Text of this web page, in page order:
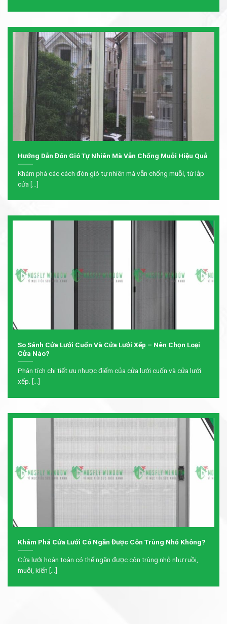
Hướng Dẫn Đón Gió Tự Nhiên Mà Vẫn Chống Muỗi Hiệu Quả
Khám phá các cách đón gió tự nhiên mà vẫn chống muỗi, từ lắp
cửa [...]
So Sánh Cửa Lưới Cuốn Và Cửa Lưới Xếp – Nên Chọn Loại
Cửa Nào?
Phân tích chi tiết ưu nhược điểm của cửa lưới cuốn và cửa lưới
xếp. [...]
Khám Phá Cửa Lưới Có Ngăn Được Côn Trùng Nhỏ Không?
Cửa lưới hoàn toàn có thể ngăn được côn trùng nhỏ như ruồi,
muỗi, kiến [...]